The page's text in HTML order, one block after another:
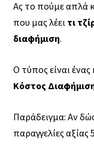
Ας το πούμε απλά
που μας λέειτι
διαφήμιση.
Ο τύπος είναι ένας
Κόστος
Παράδειγμα: Αν
παραγγελίες αξίας